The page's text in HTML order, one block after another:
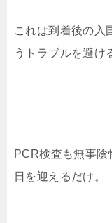
これは到着後の入
うトラブルを避け
PCR検査も無事陰
日を迎えるだけ。